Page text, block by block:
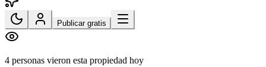
Publicar gratis
4 personas vieron esta propiedad hoy